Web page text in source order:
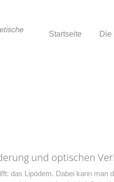
Startseite Die
und optischen
das Lipödem. Dabei kann man